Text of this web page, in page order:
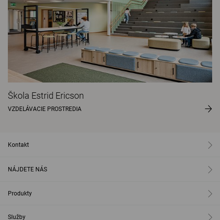
Škola Estrid Ericson
VZDELÁVACIE PROSTREDIA
Kontakt
NÁJDETE NÁS
Produkty
Služby